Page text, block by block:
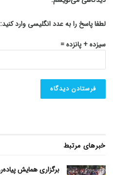
لطفا پاسخ را به عدد انگلیسی وارد کنید:
سیزده + پانزده =
خبرهای مرتبط
برگزاری همایش